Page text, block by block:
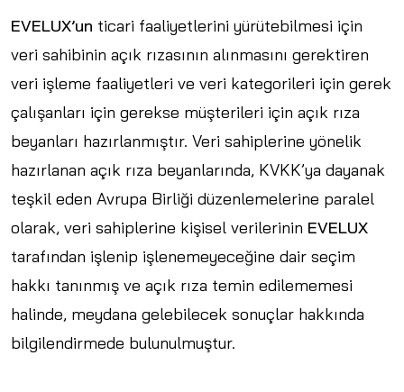
EVELUX’un ticari faaliyetlerini yürütebilmesi için
veri sahibinin açık rızasının alınmasını gerektiren
veri işleme faaliyetleri ve veri kategorileri için gerek
çalışanları için gerekse müşterileri için açık rıza
beyanları hazırlanmıştır. Veri sahiplerine yönelik
hazırlanan açık rıza beyanlarında, KVKK’ya dayanak
teşkil eden Avrupa Birliği düzenlemelerine paralel
olarak, veri sahiplerine kişisel verilerinin EVELUX
tarafından işlenip işlenemeyeceğine dair seçim
hakkı tanınmış ve açık rıza temin edilememesi
halinde, meydana gelebilecek sonuçlar hakkında
bilgilendirmede bulunulmuştur.